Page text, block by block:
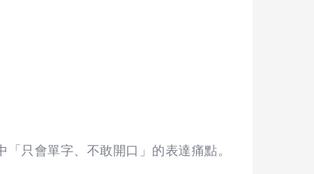
只會單字、不敢開口」的表達痛點。